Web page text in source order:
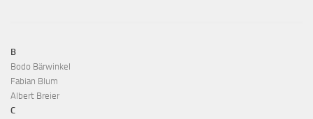
B
Bodo Bärwinkel
Fabian Blum
Albert Breier
C